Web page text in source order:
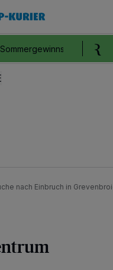
Sommergewinnspiel
nach Einbruch in
auf personenbezogene Daten